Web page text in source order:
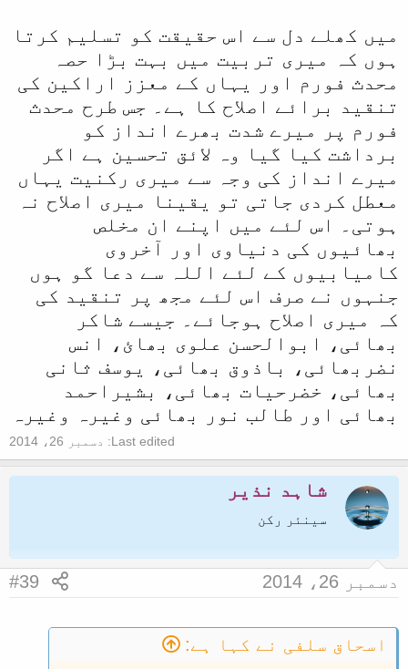
میں کھلے دل سے اس حقیقت کو تسلیم کرتا
ہوں کہ میری تربیت میں بہت بڑا حصہ
محدث فورم اور یہاں کے معزز اراکین کی
تنقید برائے اصلاح کا ہے۔ جس طرح محدث
فورم پر میرے شدت بھرے انداز کو
برداشت کیا گیا وہ لائق تحسین ہے اگر
میرے انداز کی وجہ سے میری رکنیت یہاں
معطل کردی جاتی تو یقینا میری اصلاح نہ
ہوتی۔ اس لئے میں اپنے ان مخلص
بھائیوں کی دنیاوی اور آخروی
کامیابیوں کے لئے اللہ سے دعا گو ہوں
جنہوں نے صرف اس لئے مجھ پر تنقید کی
کہ میری اصلاح ہوجائے۔ جیسے شاکر
بھائی، ابوالحسن علوی بھائ، انس
نضربھائی، باذوق بھائی، یوسف ثانی
بھائی، خضرحیات بھائی، بشیراحمد
بھائی اور طالب نور بھائی وغیرہ وغیرہ
Last edited: دسمبر 26، 2014
شاہد نذیر
سینئر رکن
دسمبر 26، 2014 #39
اسحاق سلفی نے کہا ہے: